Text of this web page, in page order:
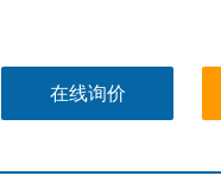
在线询价